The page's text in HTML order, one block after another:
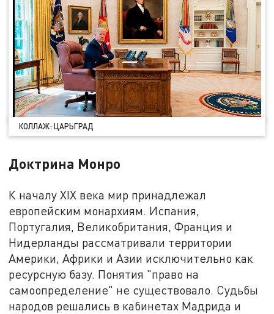
КОЛЛАЖ: ЦАРЬГРАД
Доктрина Монро
К началу XIX века мир принадлежал
европейским монархиям. Испания,
Португалия, Великобритания, Франция и
Нидерланды рассматривали территории
Америки, Африки и Азии исключительно как
ресурсную базу. Понятия "право на
самоопределение" не существовало. Судьбы
народов решались в кабинетах Мадрида и